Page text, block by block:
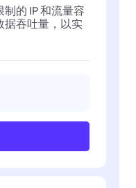
的 IP 和流量容
据吞吐量，以实